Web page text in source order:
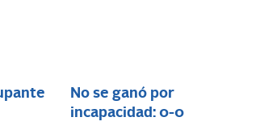
No se ganó por
incapacidad: 0-0